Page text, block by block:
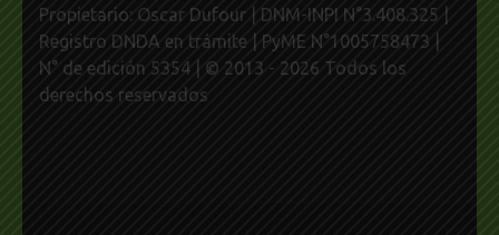
Propietario: Oscar Dufour | DNM-INPI N°3.408.325 |
Registro DNDA en trámite | PyME N°1005758473 |
N° de edición 5354 | © 2013 - 2026 Todos los
derechos reservados